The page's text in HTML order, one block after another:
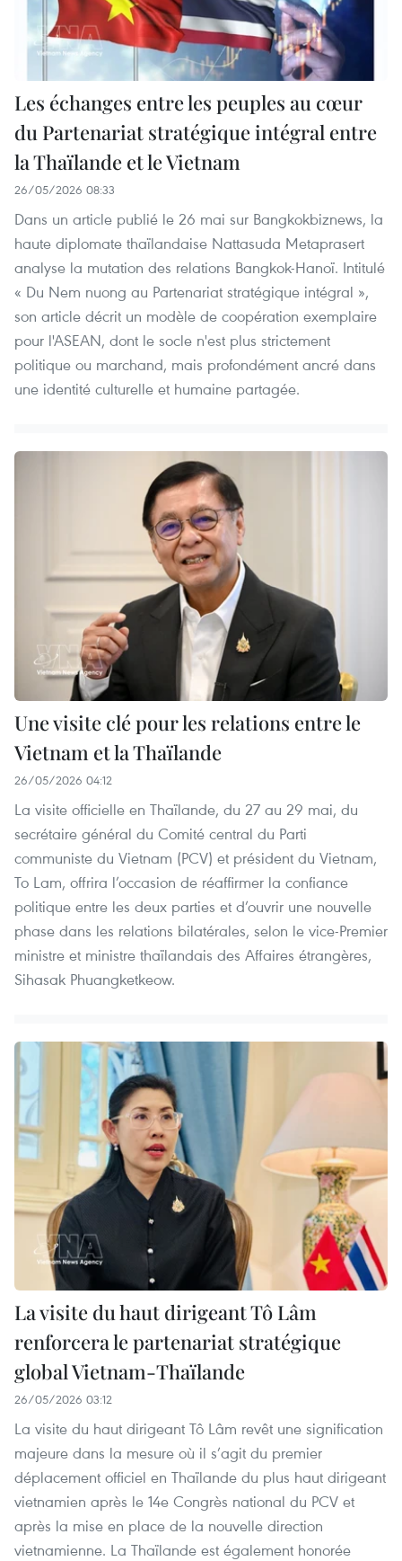
Les échanges entre les peuples au cœur
du Partenariat stratégique intégral entre
la Thaïlande et le Vietnam
26/05/2026 08:33
Dans un article publié le 26 mai sur Bangkokbiznews, la
haute diplomate thaïlandaise Nattasuda Metaprasert
analyse la mutation des relations Bangkok-Hanoï. Intitulé
« Du Nem nuong au Partenariat stratégique intégral »,
son article décrit un modèle de coopération exemplaire
pour l'ASEAN, dont le socle n'est plus strictement
politique ou marchand, mais profondément ancré dans
une identité culturelle et humaine partagée.
Une visite clé pour les relations entre le
Vietnam et la Thaïlande
26/05/2026 04:12
La visite officielle en Thaïlande, du 27 au 29 mai, du
secrétaire général du Comité central du Parti
communiste du Vietnam (PCV) et président du Vietnam,
To Lam, offrira l’occasion de réaffirmer la confiance
politique entre les deux parties et d’ouvrir une nouvelle
phase dans les relations bilatérales, selon le vice-Premier
ministre et ministre thaïlandais des Affaires étrangères,
Sihasak Phuangketkeow.
La visite du haut dirigeant Tô Lâm
renforcera le partenariat stratégique
global Vietnam-Thaïlande
26/05/2026 03:12
La visite du haut dirigeant Tô Lâm revêt une signification
majeure dans la mesure où il s’agit du premier
déplacement officiel en Thaïlande du plus haut dirigeant
vietnamien après le 14e Congrès national du PCV et
après la mise en place de la nouvelle direction
vietnamienne. La Thaïlande est également honorée